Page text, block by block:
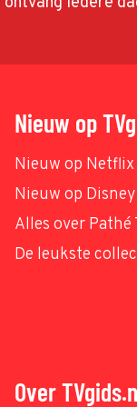
Nieuw op
Nieuw op Netflix
Nieuw op
Alles over Pathé
De leukste
Over